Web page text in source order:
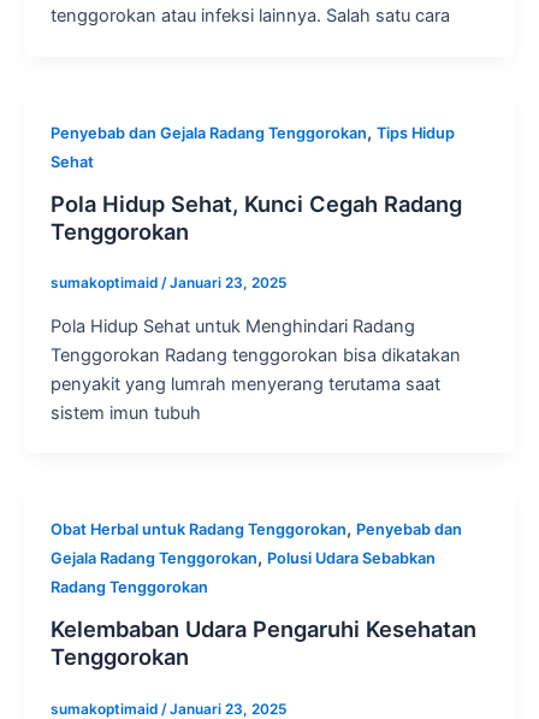
tenggorokan atau infeksi lainnya. Salah satu cara
Penyebab dan Gejala Radang Tenggorokan, Tips Hidup
Sehat
Pola Hidup Sehat, Kunci Cegah Radang
Tenggorokan
sumakoptimaid /Januari 23, 2025
Pola Hidup Sehat untuk Menghindari Radang
Tenggorokan Radang tenggorokan bisa dikatakan
penyakit yang lumrah menyerang terutama saat
sistem imun tubuh
Obat Herbal untuk Radang Tenggorokan, Penyebab dan
Gejala Radang Tenggorokan, Polusi Udara Sebabkan
Radang Tenggorokan
Kelembaban Udara Pengaruhi Kesehatan
Tenggorokan
sumakoptimaid /Januari 23, 2025